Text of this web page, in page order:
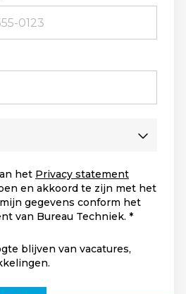
het Privacy statement
en akkoord te zijn met het
gegevens conform het
van Bureau Techniek.
blijven van vacatures,